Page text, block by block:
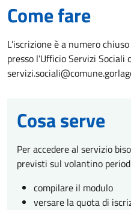
Come fare
L’iscrizione è a numero
presso l’Ufficio Servizi Sociali
Cosa serve
Per accedere al servizio
previsti sul volantino
compilare il modulo
versare la quota di